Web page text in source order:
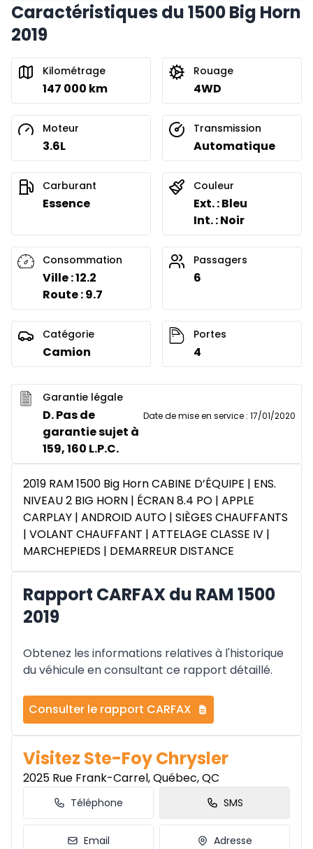
Caractéristiques du 1500 Big Horn
2019
Kilométrage
147 000 km
Rouage
4WD
Moteur
3.6L
Transmission
Automatique
Carburant
Essence
Couleur
Ext. : Bleu
Int. : Noir
Consommation
Ville : 12.2
Route : 9.7
Passagers
6
Catégorie
Camion
Portes
4
Garantie légale
D. Pas de
garantie sujet à
159, 160 L.P.C.
Date de mise en service : 17/01/2020
2019 RAM 1500 Big Horn CABINE D’ÉQUIPE | ENS.
NIVEAU 2 BIG HORN | ÉCRAN 8.4 PO | APPLE
CARPLAY | ANDROID AUTO | SIÈGES CHAUFFANTS
| VOLANT CHAUFFANT | ATTELAGE CLASSE IV |
MARCHEPIEDS | DEMARREUR DISTANCE
Rapport CARFAX du RAM 1500
2019
Obtenez les informations relatives à l'historique
du véhicule en consultant ce rapport détaillé.
Consulter le rapport CARFAX
Visitez Ste-Foy Chrysler
2025 Rue Frank-Carrel, Québec, QC
Téléphone SMS
Email Adresse